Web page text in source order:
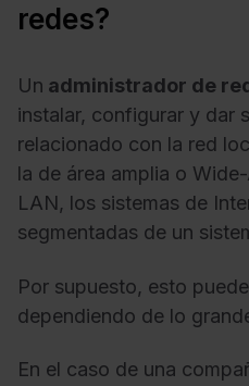
redes?
Un administrador de
instalar, configurar y dar
relacionado con la red
la de área amplia o
LAN, los sistemas de
segmentadas de un
Por supuesto, esto
dependiendo de lo
En el caso de una